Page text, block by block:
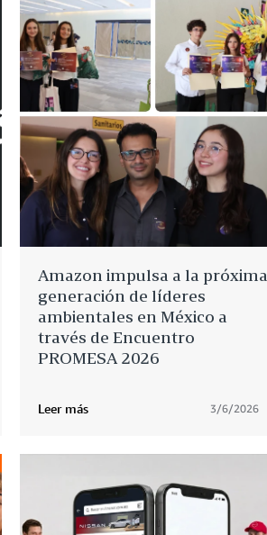
Amazon impulsa a la próxima
generación de líderes
ambientales en México a
través de Encuentro
PROMESA 2026
Leer más 3/6/2026